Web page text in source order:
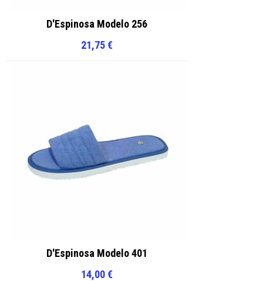
D'Espinosa Modelo 256
21,75€
D'Espinosa Modelo 401
14,00€